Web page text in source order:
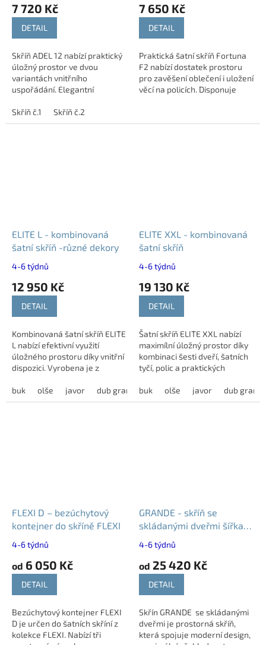
7 720 Kč
DETAIL
Skříň ADEL 12 nabízí praktický
úložný prostor ve dvou
variantách vnitřního
uspořádání. Elegantní
odlehčenou konstrukcí působí
vzdušně a moderně. Díky...
Skříň č.1 Skříň č.2
7 650 Kč
DETAIL
Praktická šatní skříň Fortuna
F2 nabízí dostatek prostoru
pro zavěšení oblečení i uložení
věcí na policích. Disponuje
ELITE L - kombinovaná
šatní skříň -různé dekory
4-6 týdnů
12 950 Kč
DETAIL
Kombinovaná šatní skříň ELITE
L nabízí efektivní využití
úložného prostoru díky vnitřní
dispozici. Vyrobena je z
mm a v nabídce je dostupná
v...
buk olše javor dub grande dub harmony modřín latté
ELITE XXL - kombinovaná
šatní skříň
4-6 týdnů
19 130 Kč
DETAIL
Šatní skříň ELITE XXL nabízí
maximílní úložný prostor díky
kombinaci šesti dveří, šatních
tyčí, polic a praktických
široký výběr dekorů.
Aktuálně...
buk olše javor dub
FLEXI D – bezúchytový
kontejner do skříně FLEXI
4-6 týdnů
od 6 050 Kč
DETAIL
Bezúchytový kontejner FLEXI
D je určen do šatních skříní z
kolekce FLEXI. Nabízí tři
GRANDE - skříň se
skládanými dveřmi šířka
4-6 týdnů
od 25 420 Kč
DETAIL
Skřín GRANDE se skládanými
dveřmi je prostorná skříň,
která spojuje moderní design,